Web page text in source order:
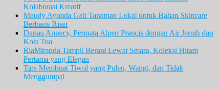
Kolaborasi Kreatif
Maudy Ayunda Gali Tanaman Lokal untuk Bahan Skincare
Berbasis Riset
Danau Annecy, Permata Alpen Prancis dengan Air Jernih dan
Kota Tua
RiaMiranda Tampil Berani Lewat Smara, Koleksi Hitam
Pertama yang Elegan
Tips Membuat Tiwol yang Pulen, Wangi, dan Tidak
Menggumpal